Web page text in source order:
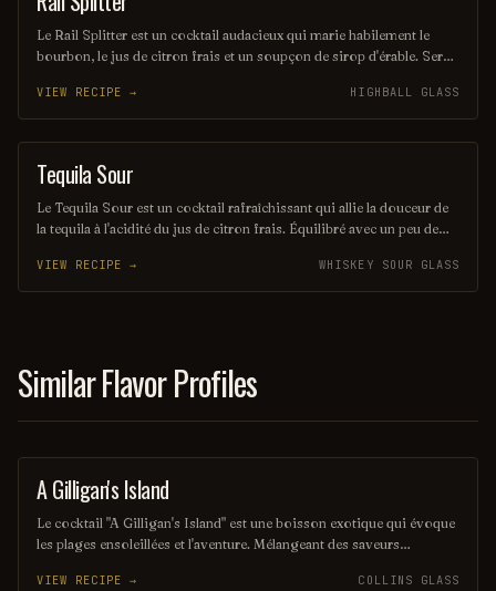
Le Rail Splitter est un cocktail audacieux qui marie habilement le
bourbon, le jus de citron frais et un soupçon de sirop d'érable. Servi
évoquant les saveurs rustiques du terroir américain. Parfait pour les
amateurs de cocktails classiques revisités, il saura séduire vos
papilles.
VIEW RECIPE → HIGHBALL GLASS
ORDINARY DRINK
Tequila Sour
Le Tequila Sour est un cocktail rafraîchissant qui allie la douceur de
la tequila à l'acidité du jus de citron frais. Équilibré avec un peu de
veloutée, il offre une expérience gustative à la fois vive et onctueuse.
Parfait pour les amateurs de cocktails qui recherchent une touche
VIEW RECIPE → WHISKEY SOUR GLASS
Similar Flavor Profiles
COCKTAIL
A Gilligan's Island
Le cocktail "A Gilligan's Island" est une boisson exotique qui évoque
les plages ensoleillées et l'aventure. Mélangeant des saveurs
papilles vers une île paradisiaque. Parfait pour une soirée estivale ou
VIEW RECIPE → COLLINS GLASS